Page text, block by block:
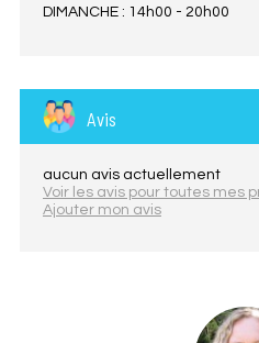
DIMANCHE : 14h00 - 20h00
Avis
aucun avis actuellement
Voir les avis pour toutes mes
Ajouter mon avis